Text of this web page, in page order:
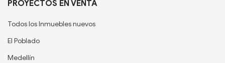
PROYECTOS EN VENTA
Todos los Inmuebles nuevos
El Poblado
Medellín